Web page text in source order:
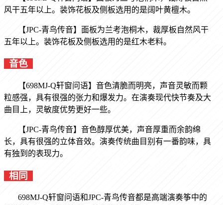
风干五年以上。装饰花板及侧板选用的是阔叶黄檀木。
【JPC-青鸟传音】面板为兰考泡桐木，裁厚板自然风干
五年以上。装饰花板及侧板选用的是红木老料。
音色
【698MJ-Q轩窗问语】音色清脆而明亮，声音灵敏而颗
粒感强，具有很强的张力和爆发力。在演奏现代快节奏及大
曲目上，灵敏度优势更好一些。
【JPC-青鸟传音】音色醇厚优美，声音厚重而余韵绵
长，具有很强的立体音效。演奏传统曲目别有一番韵味，具
有独到的表现力。
相同
698MJ-Q轩窗问语和JPC-青鸟传音都是高端演奏筝中的